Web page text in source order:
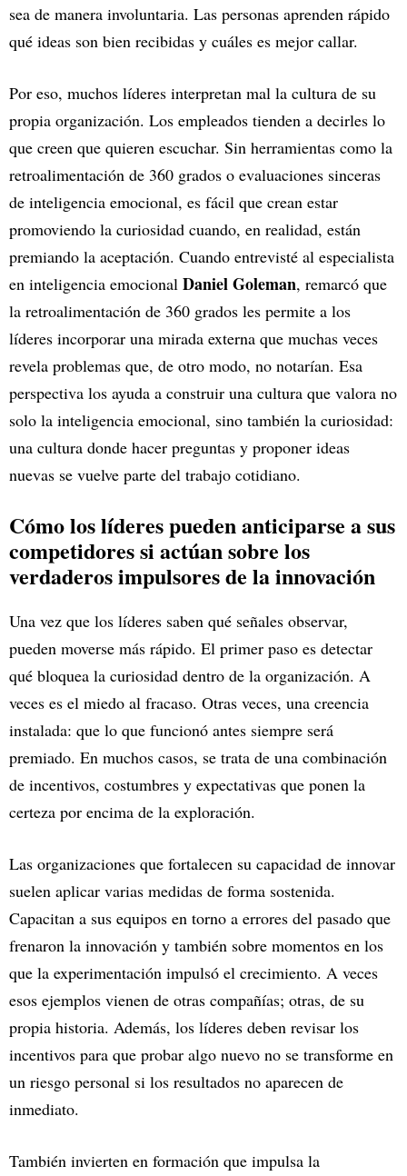
sea de manera involuntaria. Las personas aprenden rápido
qué ideas son bien recibidas y cuáles es mejor callar.
Por eso, muchos líderes interpretan mal la cultura de su
propia organización. Los empleados tienden a decirles lo
que creen que quieren escuchar. Sin herramientas como la
retroalimentación de 360 grados o evaluaciones sinceras
de inteligencia emocional, es fácil que crean estar
promoviendo la curiosidad cuando, en realidad, están
premiando la aceptación. Cuando entrevisté al especialista
en inteligencia emocional Daniel Goleman, remarcó que
la retroalimentación de 360 grados les permite a los
líderes incorporar una mirada externa que muchas veces
revela problemas que, de otro modo, no notarían. Esa
perspectiva los ayuda a construir una cultura que valora no
solo la inteligencia emocional, sino también la curiosidad:
una cultura donde hacer preguntas y proponer ideas
nuevas se vuelve parte del trabajo cotidiano.
Cómo los líderes pueden anticiparse a sus
competidores si actúan sobre los
verdaderos impulsores de la innovación
Una vez que los líderes saben qué señales observar,
pueden moverse más rápido. El primer paso es detectar
qué bloquea la curiosidad dentro de la organización. A
veces es el miedo al fracaso. Otras veces, una creencia
instalada: que lo que funcionó antes siempre será
premiado. En muchos casos, se trata de una combinación
de incentivos, costumbres y expectativas que ponen la
certeza por encima de la exploración.
Las organizaciones que fortalecen su capacidad de innovar
suelen aplicar varias medidas de forma sostenida.
Capacitan a sus equipos en torno a errores del pasado que
frenaron la innovación y también sobre momentos en los
que la experimentación impulsó el crecimiento. A veces
esos ejemplos vienen de otras compañías; otras, de su
propia historia. Además, los líderes deben revisar los
incentivos para que probar algo nuevo no se transforme en
un riesgo personal si los resultados no aparecen de
inmediato.
También invierten en formación que impulsa la